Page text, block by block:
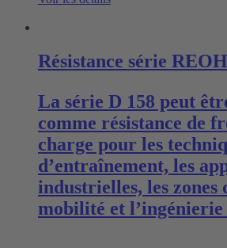
Résistance série
La série D 158 peut
comme résistance de
charge pour les
d’entraînement, les
industrielles, les zones
mobilité et